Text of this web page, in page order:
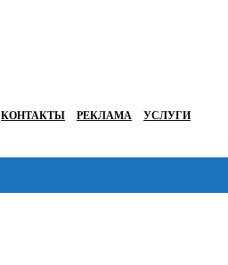
КОНТАКТЫ РЕКЛАМА УСЛУГИ